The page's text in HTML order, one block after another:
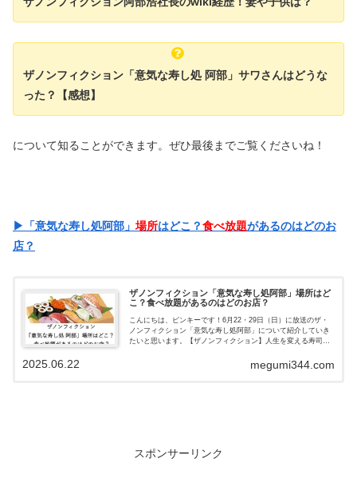
ザノンフィクション「意気な寿し処 阿部」サワさんはどうな
った？【感想】
について知ることができます。ぜひ最後までご覧くださいね！
▶「意気な寿し処阿部」 場所はどこ？食べ放題があるのはどのお
店？
ザノンフィクション「意気な寿し処阿部」場所はど
こ？食べ放題があるのはどのお店？
こんにちは、ピンキーです！6月22・29日（日）に放送のザ・
ノンフィクション「意気な寿し処阿部」について紹介していき
たいと思います。【ザノンフィクション】人生を変える寿司〜
megumi344.com
2025.06.22
スポンサーリンク